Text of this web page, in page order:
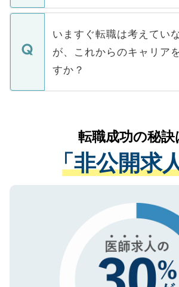
関を公にしてしまうと、応
に、医療機関が求める条件に
みを人材紹介会社に依頼する
ています。
定を承諾する必要はありま
の辞退の連絡はキャリアパー
ますので、ご安心ください。
個人情報が漏えいすること
で、ご安心ください。当サイ
などで収集したご登録者様の
ご本人のキャリアアップおよ
支援を目的に使用いたします
ているすべての個人データ
は、個人情報の取り扱いにつ
管理基準を満たした事業者の
る、プライバシーマークを取
ご登録いただいた個人情報は
で、機密保持に関してもご安
いますぐ転職は考えてい
が、これからのキャリア
すか？
かがいして、現在の医療機関
経験をまじえながら、適切な
させていただきます。すぐに
ない方には、長期的なサポー
ので、まずはご登録くださ
転職成功の秘訣
「非公開求